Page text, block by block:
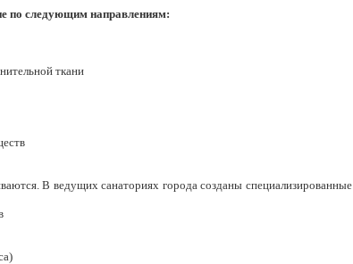
по следующим направлениям:
ткани
В ведущих санаториях города созданы специализированные